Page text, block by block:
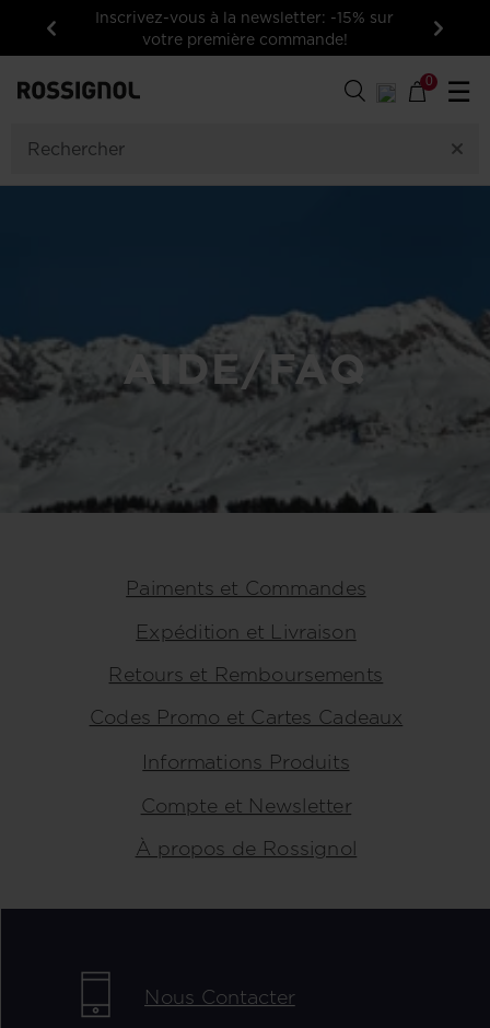
Précédent
Inscrivez-vous à la newsletter: -15% sur
votre première commande!
0 ☰
AIDE/FAQ
Paiments et Commandes
Expédition et Livraison
Retours et Remboursements
Nous Contacter
Codes Promo et Cartes Cadeaux
Informations Produits
Compte et Newsletter
À propos de Rossignol